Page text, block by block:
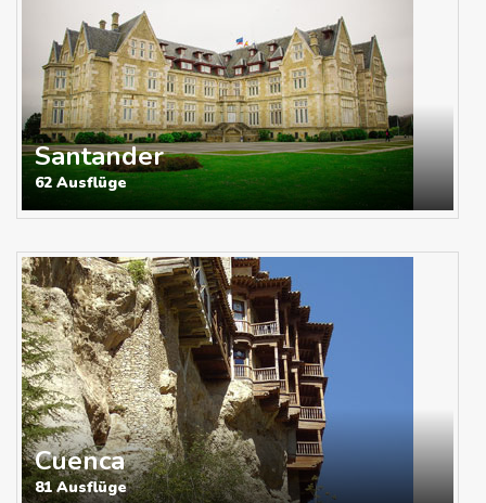
Santander
62 Ausflüge
Cuenca
81 Ausflüge